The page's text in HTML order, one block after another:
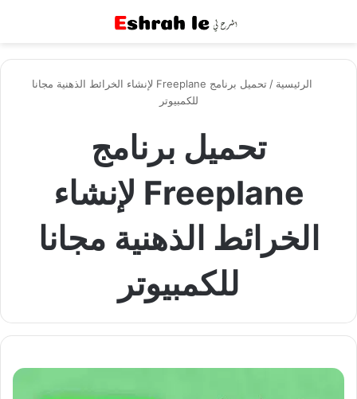
الرئيسية /
تحميل برنامج Freeplane لإنشاء الخرائط الذهنية مجانا
للكمبيوتر
تحميل برنامج
Freeplane لإنشاء
الخرائط الذهنية مجانا
للكمبيوتر